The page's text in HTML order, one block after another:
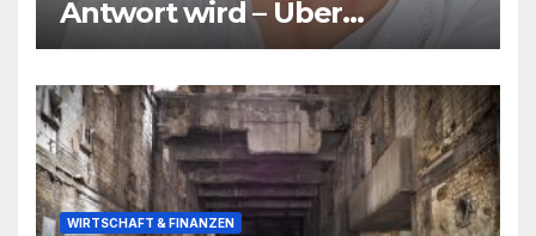
Antwort wird – Über
Warnsignale aus Schulen, die
WIRTSCHAFT & FINANZEN